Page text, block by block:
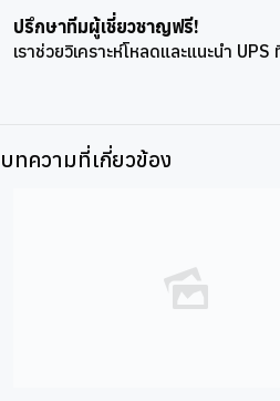
ปรึกษาทีมผู้เชี่ยวชาญฟรี!
เราช่วยวิเคราะห์โหลดและแนะนำ
บทความที่เกี่ยวข้อง